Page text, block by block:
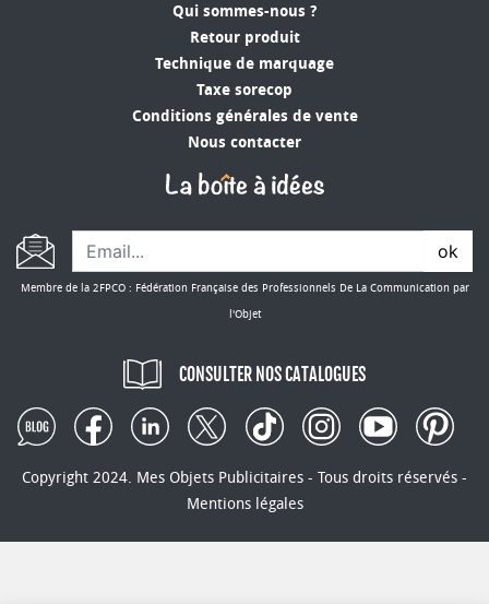
Qui sommes-nous ?
Retour produit
Technique de marquage
Taxe sorecop
Conditions générales de vente
Nous contacter
ok
Membre de la 2FPCO : Fédération Française des Professionnels De La Communication par
l'Objet
CONSULTER NOS CATALOGUES
Copyright 2024. Mes Objets Publicitaires - Tous droits réservés -
Mentions légales